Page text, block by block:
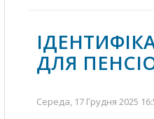
ДЛЯ
Середа, 17 Грудня 2025